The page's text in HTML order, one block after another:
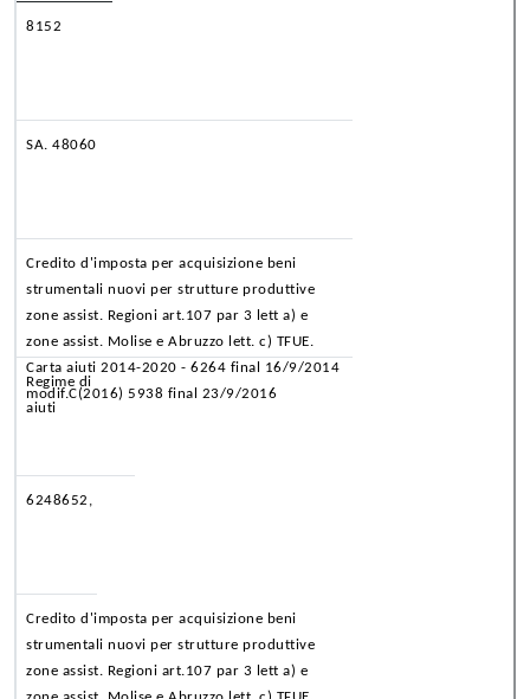
8152
SA. 48060
Credito d'imposta per acquisizione beni
strumentali nuovi per strutture produttive
zone assist. Regioni art.107 par 3 lett a) e
zone assist. Molise e Abruzzo lett. c) TFUE.
Carta aiuti 2014-2020 - 6264 final 16/9/2014
modif.C(2016) 5938 final 23/9/2016
Regime di
aiuti
6248652,
Credito d'imposta per acquisizione beni
strumentali nuovi per strutture produttive
zone assist. Regioni art.107 par 3 lett a) e